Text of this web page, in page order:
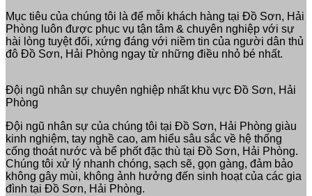
Mục tiêu của chúng tôi là để mỗi khách hàng tại Đồ Sơn, Hải
Phòng luôn được phục vụ tận tâm & chuyên nghiệp với sự
hài lòng tuyệt đối, xứng đáng với niềm tin của người dân thủ
đô Đồ Sơn, Hải Phòng ngay từ những điều nhỏ bé nhất.
Đội ngũ nhân sự chuyên nghiệp nhất khu vực Đồ Sơn, Hải
Phòng
Đội ngũ nhân sự của chúng tôi tại Đồ Sơn, Hải Phòng giàu
kinh nghiệm, tay nghề cao, am hiểu sâu sắc về hệ thống
cống thoát nước và bể phốt đặc thù tại Đồ Sơn, Hải Phòng.
Chúng tôi xử lý nhanh chóng, sạch sẽ, gọn gàng, đảm bảo
không gây mùi, không ảnh hưởng đến sinh hoạt của các gia
đình tại Đồ Sơn, Hải Phòng.